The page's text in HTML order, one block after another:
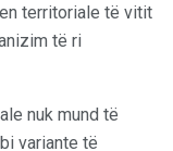
territoriale të vitit
të ri
nuk mund të
variante të